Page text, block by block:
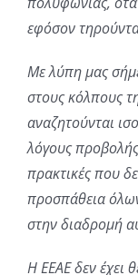
εφόσον
Με λύπη μας
στους κόλπους
αναζητούνται
λόγους
πρακτικές που
προσπάθεια
στην διαδρομή
Η ΕΕΑΕ δεν έχει